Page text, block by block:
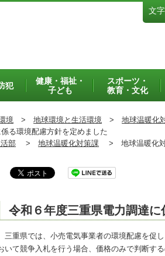
文
犯
健康・福祉・
子ども
スポーツ・
教育・文化
境 > 地球環境と生活環境 > 地球温暖化
る環境配慮方針を定めました
部 > 地球温暖化対策課 > 地球温暖化
令和６年度三重県電力調達
三重県では、小売電気事業者の環境配慮を促
いて競争入札を行う場合、価格のみで判断す